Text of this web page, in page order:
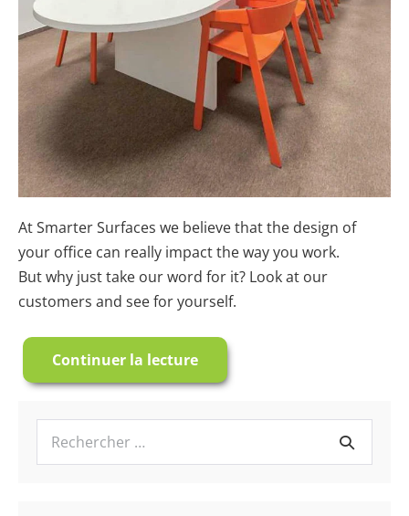
At Smarter Surfaces we believe that the design of
your office can really impact the way you work.
But why just take our word for it? Look at our
customers and see for yourself.
Continuer la lecture
Étude
de
Un
Intérieur
de
Bureau